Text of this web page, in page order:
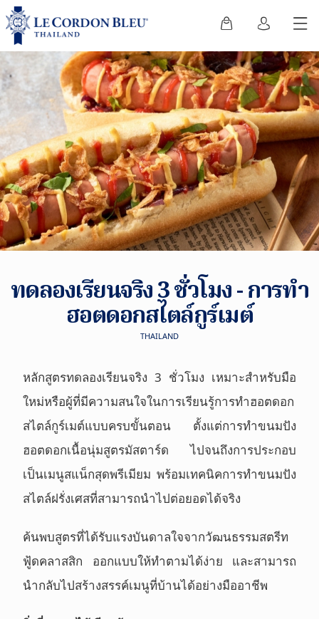
ทดลองเรียนจริง 3 ชั่วโมง - การทำ
ฮอตดอกสไตล์กูร์เมต์
THAILAND
หลักสูตรทดลองเรียนจริง 3 ชั่วโมง เหมาะสำหรับมือ
ใหม่หรือผู้ที่มีความสนใจในการเรียนรู้การทำฮอตดอก
สไตล์กูร์เมต์แบบครบขั้นตอน ตั้งแต่การทำขนมปัง
ฮอตดอกเนื้อนุ่มสูตรมัสตาร์ด ไปจนถึงการประกอบ
เป็นเมนูสแน็กสุดพรีเมียม พร้อมเทคนิคการทำขนมปัง
สไตล์ฝรั่งเศสที่สามารถนำไปต่อยอดได้จริง
ค้นพบสูตรที่ได้รับแรงบันดาลใจจากวัฒนธรรมสตรีท
ฟู้ดคลาสสิก ออกแบบให้ทำตามได้ง่าย และสามารถ
นำกลับไปสร้างสรรค์เมนูที่บ้านได้อย่างมืออาชีพ